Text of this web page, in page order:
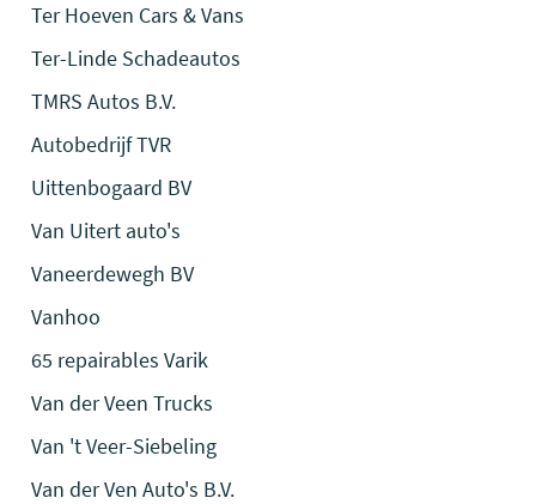
Ter Hoeven Cars & Vans
Ter-Linde Schadeautos
TMRS Autos B.V.
Autobedrijf TVR
Uittenbogaard BV
Van Uitert auto's
Vaneerdewegh BV
Vanhoo
65 repairables Varik
Van der Veen Trucks
Van 't Veer-Siebeling
Van der Ven Auto's B.V.